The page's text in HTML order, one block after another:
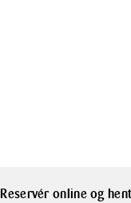
Reservér online og